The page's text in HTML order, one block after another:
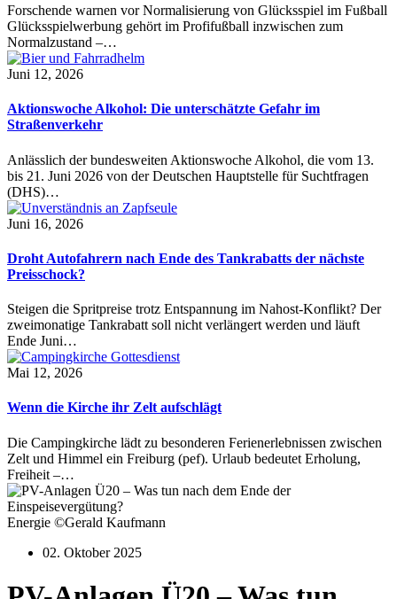
Forschende warnen vor Normalisierung von Glücksspiel im Fußball
Glücksspielwerbung gehört im Profifußball inzwischen zum
Normalzustand –…
Juni 12, 2026
Aktionswoche Alkohol: Die unterschätzte Gefahr im
Straßenverkehr
Anlässlich der bundesweiten Aktionswoche Alkohol, die vom 13.
bis 21. Juni 2026 von der Deutschen Hauptstelle für Suchtfragen
(DHS)…
Juni 16, 2026
Droht Autofahrern nach Ende des Tankrabatts der nächste
Preisschock?
Steigen die Spritpreise trotz Entspannung im Nahost-Konflikt? Der
zweimonatige Tankrabatt soll nicht verlängert werden und läuft
Ende Juni…
Mai 12, 2026
Wenn die Kirche ihr Zelt aufschlägt
Die Campingkirche lädt zu besonderen Ferienerlebnissen zwischen
Zelt und Himmel ein Freiburg (pef). Urlaub bedeutet Erholung,
Freiheit –…
Energie ©Gerald Kaufmann
02. Oktober 2025